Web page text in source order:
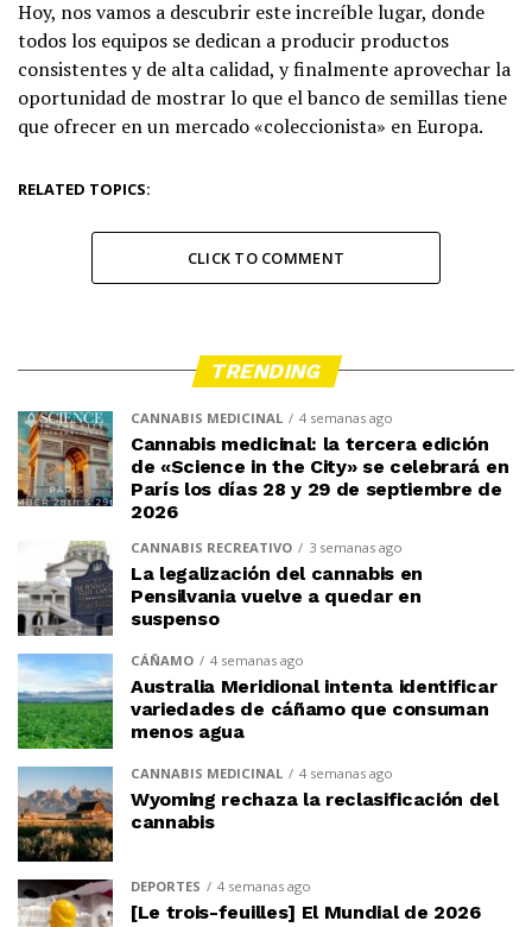
Hoy, nos vamos a descubrir este increíble lugar, donde
todos los equipos se dedican a producir productos
consistentes y de alta calidad, y finalmente aprovechar la
oportunidad de mostrar lo que el banco de semillas tiene
que ofrecer en un mercado «coleccionista» en Europa.
RELATED TOPICS:
CLICK TO COMMENT
TRENDING
CANNABIS MEDICINAL 4 semanas ago
Cannabis medicinal: la tercera edición
de «Science in the City» se celebrará en
París los días 28 y 29 de septiembre de
2026
CANNABIS RECREATIVO 3 semanas ago
La legalización del cannabis en
Pensilvania vuelve a quedar en
suspenso
CÁÑAMO 4 semanas ago
Australia Meridional intenta identificar
variedades de cáñamo que consuman
menos agua
CANNABIS MEDICINAL 4 semanas ago
Wyoming rechaza la reclasificación del
cannabis
DEPORTES 4 semanas ago
[Le trois-feuilles] El Mundial de 2026